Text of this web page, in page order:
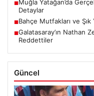
■Muğla Yatağan’da
Detaylar
■Bahçe Mutfakları ve
■Galatasaray’ın Nathan
Reddettiler
Güncel